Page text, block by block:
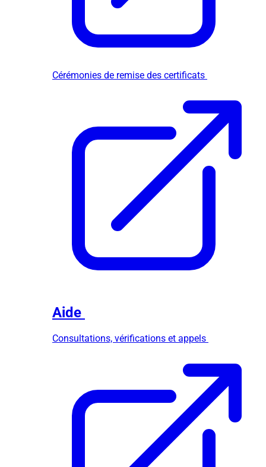
Cérémonies de remise des certificats
Aide
Consultations, vérifications et appels